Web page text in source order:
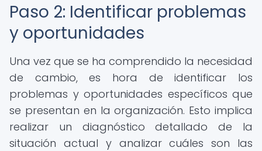
Paso 2: Identificar problemas
y oportunidades
Una vez que se ha comprendido la necesidad
de cambio, es hora de identificar los
problemas y oportunidades específicos que
se presentan en la organización. Esto implica
realizar un diagnóstico detallado de la
situación actual y analizar cuáles son las